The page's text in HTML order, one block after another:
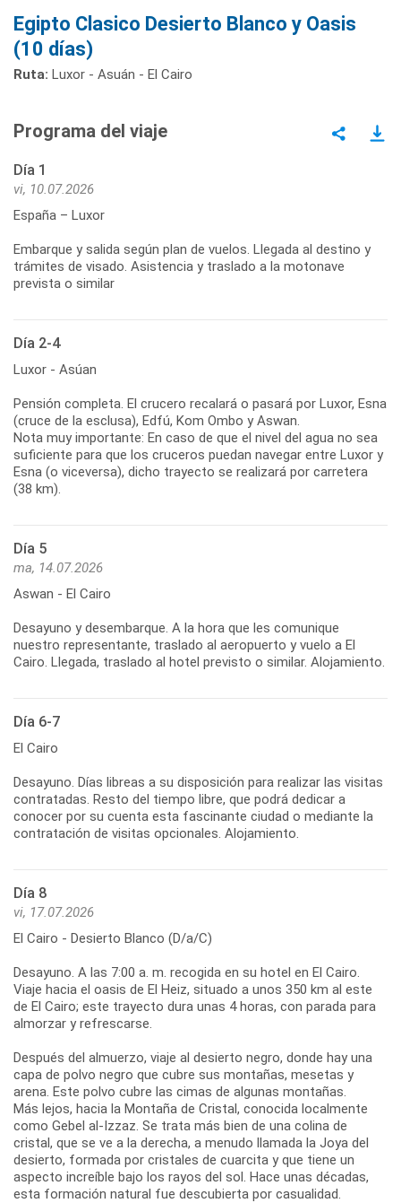
Egipto Clasico Desierto Blanco y Oasis
(10 días)
Ruta: Luxor - Asuán - El Cairo
Programa del viaje
Día 1
vi, 10.07.2026
España – Luxor
Embarque y salida según plan de vuelos. Llegada al destino y
trámites de visado. Asistencia y traslado a la motonave
prevista o similar
Día 2-4
Luxor - Asúan
Pensión completa. El crucero recalará o pasará por Luxor, Esna
(cruce de la esclusa), Edfú, Kom Ombo y Aswan.
Nota muy importante: En caso de que el nivel del agua no sea
suficiente para que los cruceros puedan navegar entre Luxor y
Esna (o viceversa), dicho trayecto se realizará por carretera
(38 km).
Día 5
ma, 14.07.2026
Aswan - El Cairo
Desayuno y desembarque. A la hora que les comunique
nuestro representante, traslado al aeropuerto y vuelo a El
Cairo. Llegada, traslado al hotel previsto o similar. Alojamiento.
Día 6-7
El Cairo
Desayuno. Días libreas a su disposición para realizar las visitas
contratadas. Resto del tiempo libre, que podrá dedicar a
conocer por su cuenta esta fascinante ciudad o mediante la
contratación de visitas opcionales. Alojamiento.
Día 8
vi, 17.07.2026
El Cairo - Desierto Blanco (D/a/C)
Desayuno. A las 7:00 a. m. recogida en su hotel en El Cairo.
Viaje hacia el oasis de El Heiz, situado a unos 350 km al este
de El Cairo; este trayecto dura unas 4 horas, con parada para
almorzar y refrescarse.
Después del almuerzo, viaje al desierto negro, donde hay una
capa de polvo negro que cubre sus montañas, mesetas y
arena. Este polvo cubre las cimas de algunas montañas.
Más lejos, hacia la Montaña de Cristal, conocida localmente
como Gebel al-Izzaz. Se trata más bien de una colina de
cristal, que se ve a la derecha, a menudo llamada la Joya del
desierto, formada por cristales de cuarcita y que tiene un
aspecto increíble bajo los rayos del sol. Hace unas décadas,
esta formación natural fue descubierta por casualidad.